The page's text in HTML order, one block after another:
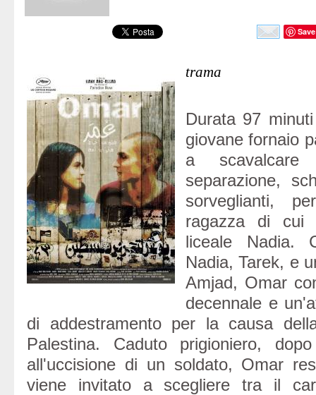
Save
trama
Durata 97
giovane fornaio
a
separazione,
sorveglianti,
ragazza di cui
liceale Nadia.
Nadia, Tarek, e
Amjad, Omar
decennale e
di addestramento per la causa
Palestina. Caduto prigioniero,
all'uccisione di un soldato, Omar
viene invitato a scegliere tra il